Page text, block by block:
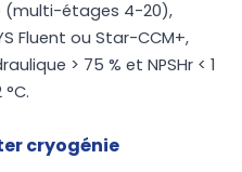
(multi-étages 4-20),
Fluent ou Star-CCM+,
> 75 % et NPSHr < 1
cryogénie